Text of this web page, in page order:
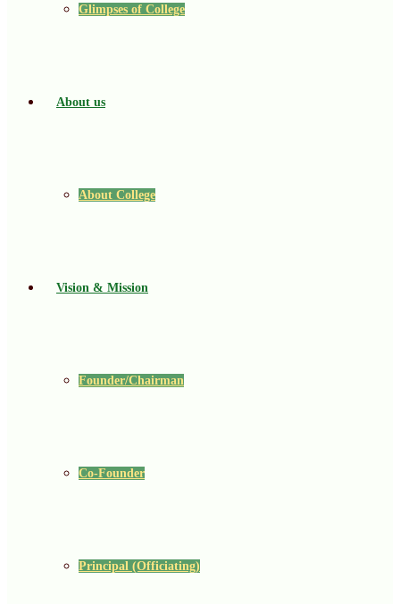
Glimpses of College
About us
About College
Vision & Mission
Founder/Chairman
Co-Founder
Principal (Officiating)